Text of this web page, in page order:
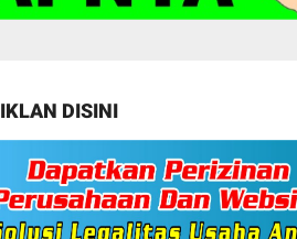
IKLAN DISINI